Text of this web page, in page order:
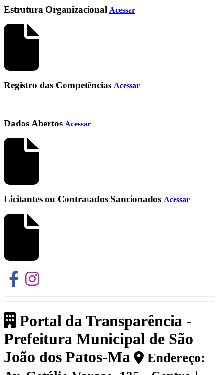
Estrutura Organizacional Acessar
Registro das Competências Acessar
Dados Abertos Acessar
Licitantes ou Contratados Sancionados Acessar
Portal da Transparência -
Prefeitura Municipal de São
João dos Patos-Ma
Endereço: